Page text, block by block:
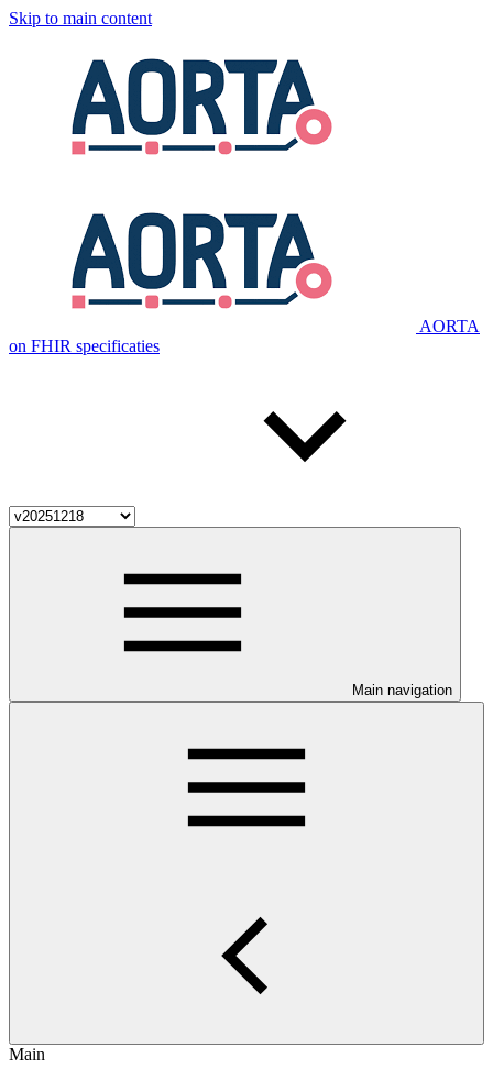
Skip to main content
AORTA
on FHIR specificaties
Main navigation
Main